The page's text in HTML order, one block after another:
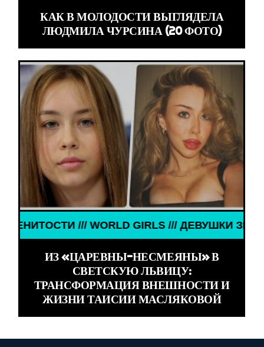
КАК В МОЛОДОСТИ ВЫГЛЯДЕЛА
ЛЮДМИЛА ЧУРСИНА (20 ФОТО)
/// ДЕВУШКИ ЗНАМЕНИТОСТИ /// WORLD
ИЗ «ЦАРЕВНЫ-НЕСМЕЯНЫ» В
СВЕТСКУЮ ЛЬВИЦУ:
ТРАНСФОРМАЦИЯ ВНЕШНОСТИ И
ЖИЗНИ ТАИСИИ МАСЛЯКОВОЙ